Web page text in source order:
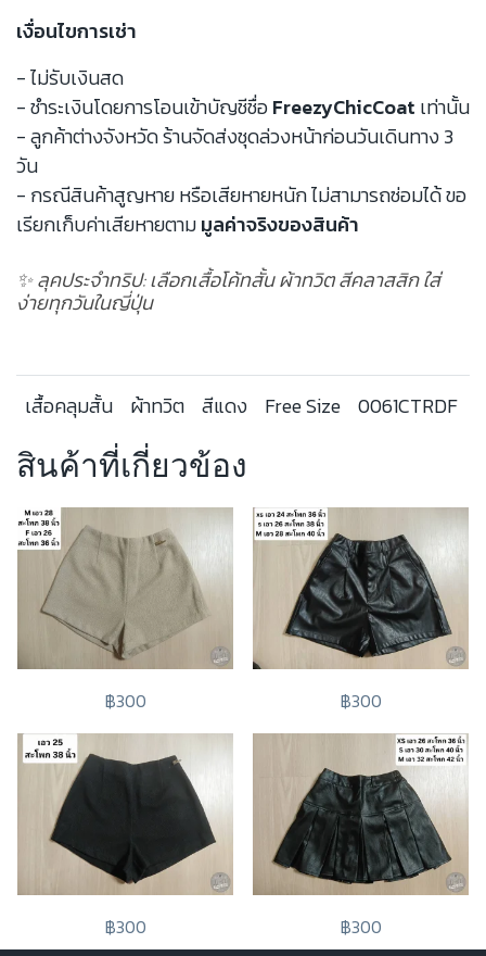
เงื่อนไขการเช่า
- ไม่รับเงินสด
- ชำระเงินโดยการโอนเข้าบัญชีชื่อFreezyChicCoat เท่านั้น
- ลูกค้าต่างจังหวัด ร้านจัดส่งชุดล่วงหน้าก่อนวันเดินทาง 3
วัน
- กรณีสินค้าสูญหาย หรือเสียหายหนัก ไม่สามารถซ่อมได้ ขอ
เรียกเก็บค่าเสียหายตามมูลค่าจริงของสินค้า
✨ ลุคประจำทริป: เลือกเสื้อโค้ทสั้น ผ้าทวิต สีคลาสสิก ใส่
ง่ายทุกวันในญี่ปุ่น
เสื้อคลุมสั้น ผ้าทวิต สีแดง Free Size 0061CTRDF
สินค้าที่เกี่ยวข้อง
฿300 ฿300
฿300 ฿300